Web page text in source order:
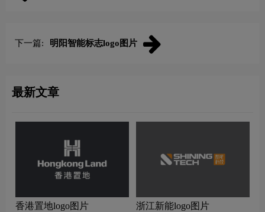
下一篇: 明阳智能标志logo图片
最新文章
香港置地logo图片 浙江新能logo图片